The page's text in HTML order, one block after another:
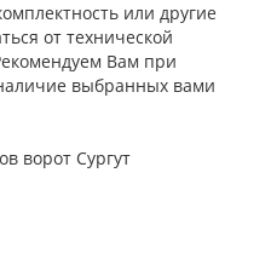
или другие
от технической
Вам при
выбранных вами
ворот Сургут